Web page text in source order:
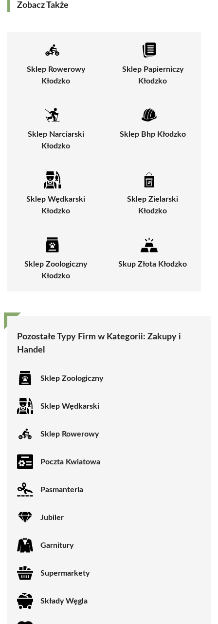
Zobacz Także
Sklep Rowerowy
Kłodzko
Sklep Papierniczy
Kłodzko
Sklep Narciarski
Kłodzko
Sklep Bhp Kłodzko
Sklep Wędkarski
Kłodzko
Sklep Zielarski
Kłodzko
Sklep Zoologiczny
Kłodzko
Skup Złota Kłodzko
Pozostałe Typy Firm w Kategorii: Zakupy i
Handel
Sklep Zoologiczny
Sklep Wędkarski
Sklep Rowerowy
Poczta Kwiatowa
Pasmanteria
Jubiler
Garnitury
Supermarkety
Składy Węgla